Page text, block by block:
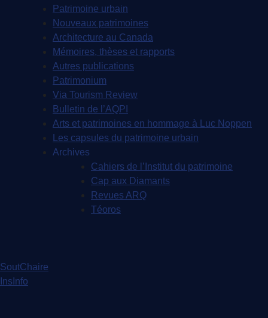
Patrimoine urbain
Nouveaux patrimoines
Architecture au Canada
Mémoires, thèses et rapports
Autres publications
Patrimonium
Via Tourism Review
Bulletin de l’AQPI
Arts et patrimoines en hommage à Luc Noppen
Les capsules du patrimoine urbain
Archives
Cahiers de l’Institut du patrimoine
Cap aux Diamants
Revues ARQ
Téoros
SoutChaire
InsInfo